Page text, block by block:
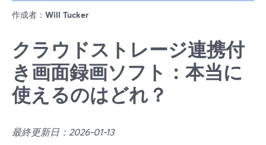
作成者： Will Tucker
クラウドストレージ連携付
き画面録画ソフト：本当に
使えるのはどれ？
最終更新日：2026-01-13